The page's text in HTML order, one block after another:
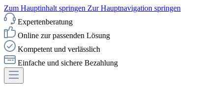
Zum Hauptinhalt springen Zur Hauptnavigation springen
Expertenberatung
Online zur passenden Lösung
Kompetent und verlässlich
Einfache und sichere Bezahlung